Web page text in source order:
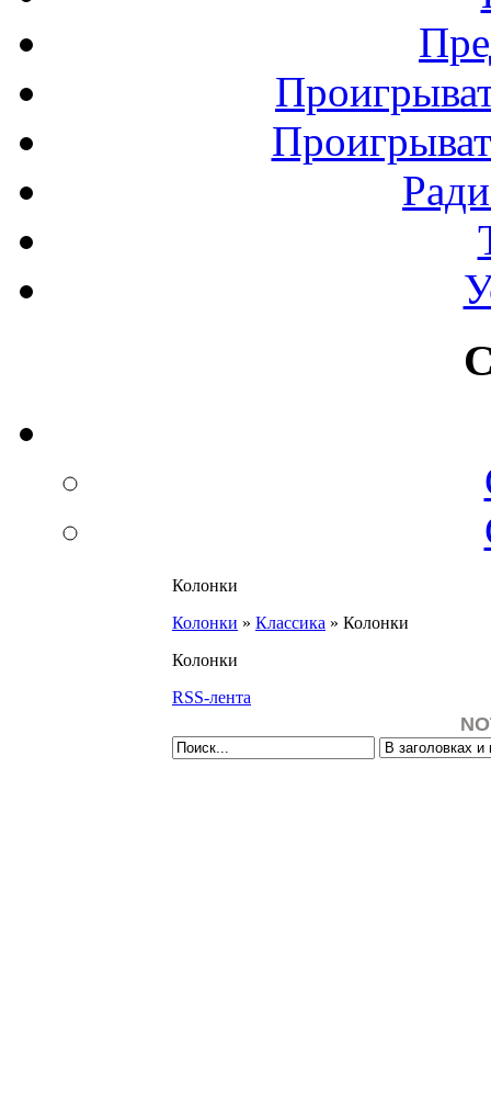
Колонки
Колонки » Классика » Колонки
Колонки
RSS-лента